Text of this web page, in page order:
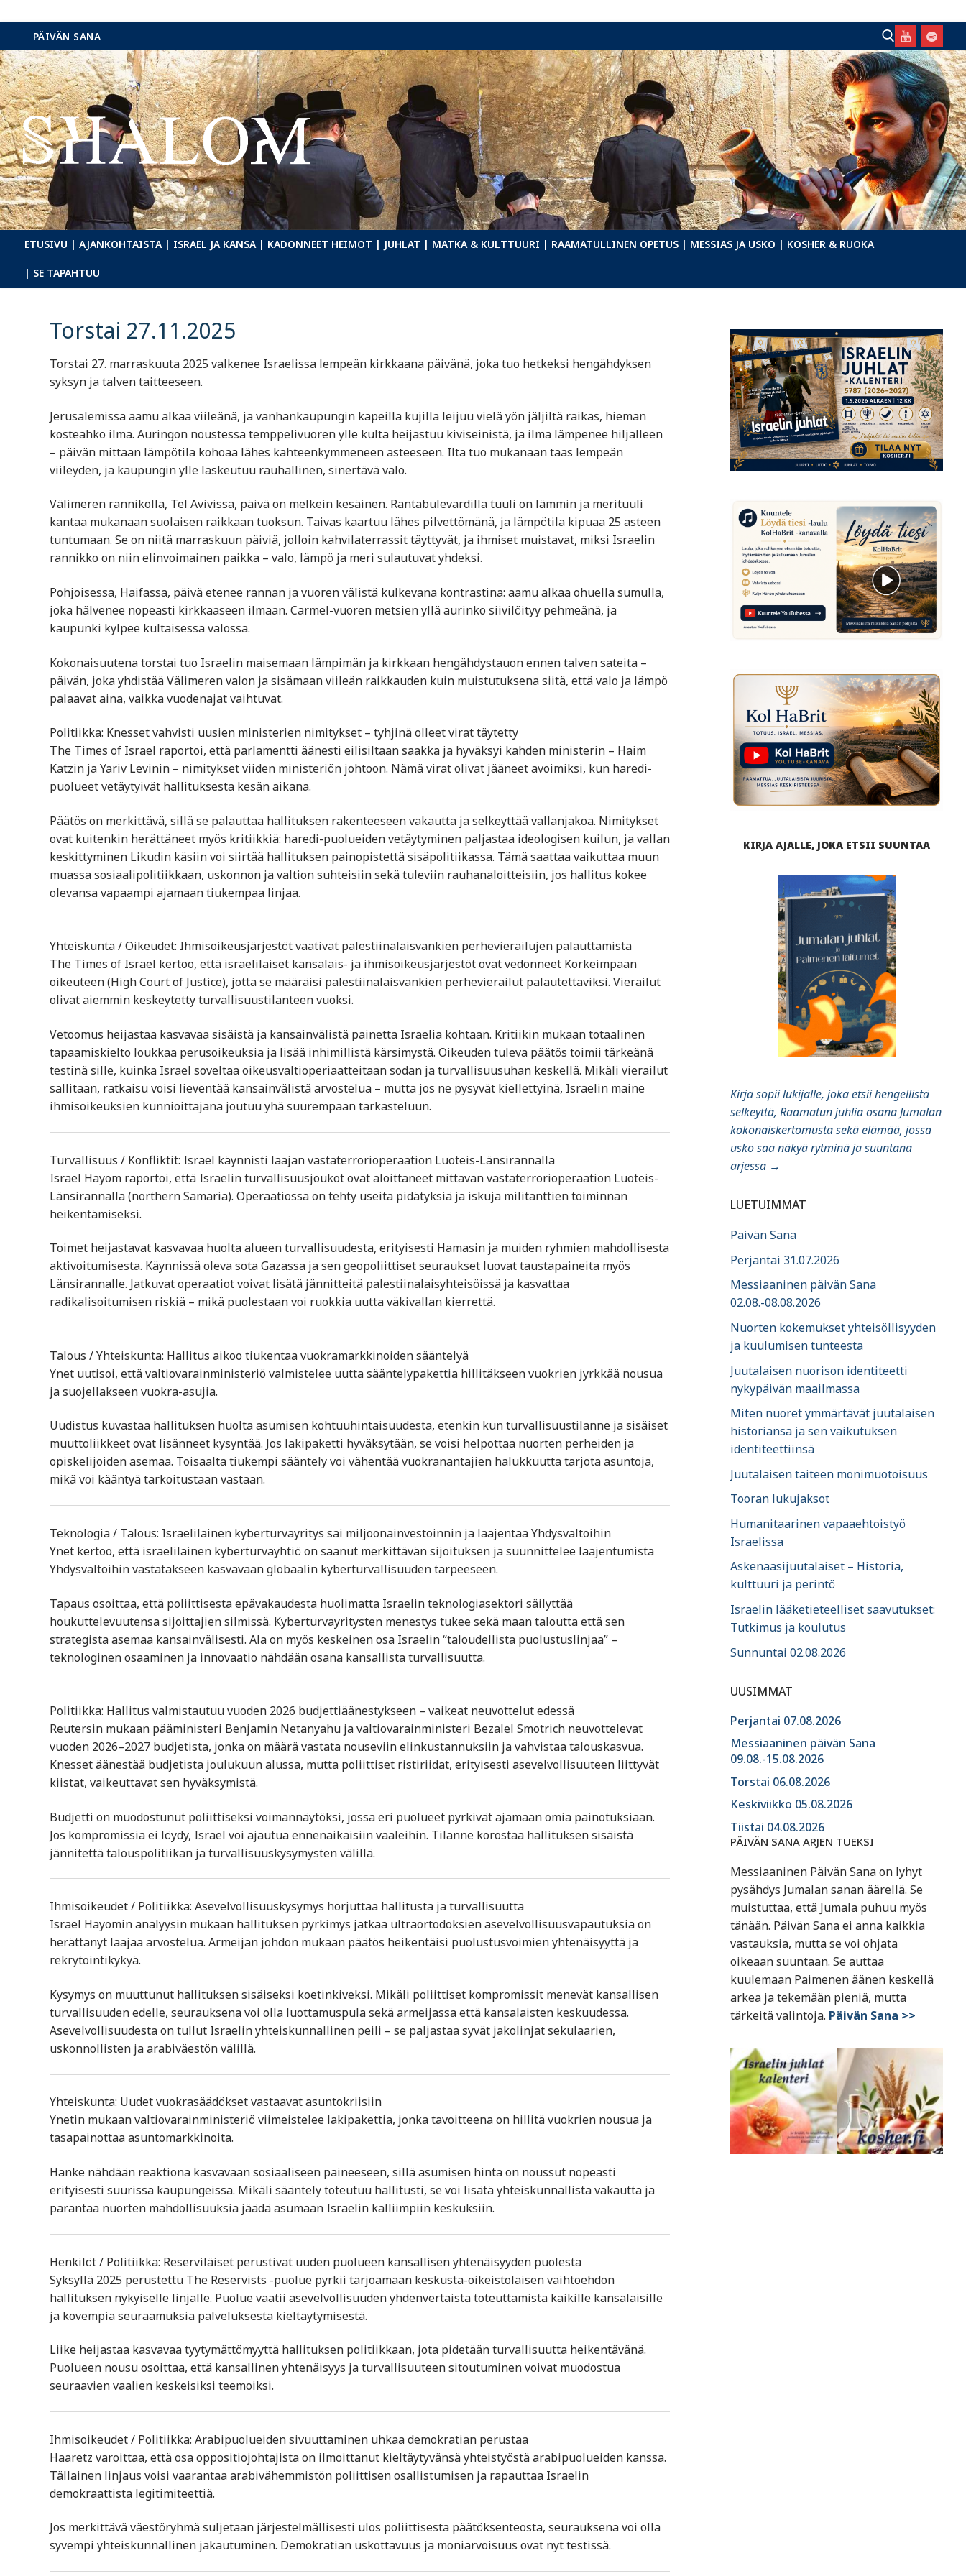
Hyppää
sisältöön
PÄIVÄN SANA
Hae:
ETUSIVU | AJANKOHTAISTA | ISRAEL JA KANSA | KADONNEET HEIMOT | JUHLAT | MATKA & KULTTUURI | RAAMATULLINEN OPETUS | MESSIAS JA USKO | KOSHER & RUOKA
| SE TAPAHTUU
Torstai 27.11.2025
Torstai 27. marraskuuta 2025 valkenee Israelissa lempeän kirkkaana päivänä, joka tuo hetkeksi hengähdyksen
syksyn ja talven taitteeseen.
Jerusalemissa aamu alkaa viileänä, ja vanhankaupungin kapeilla kujilla leijuu vielä yön jäljiltä raikas, hieman
kosteahko ilma. Auringon noustessa temppelivuoren ylle kulta heijastuu kiviseinistä, ja ilma lämpenee hiljalleen
– päivän mittaan lämpötila kohoaa lähes kahteenkymmeneen asteeseen. Ilta tuo mukanaan taas lempeän
viileyden, ja kaupungin ylle laskeutuu rauhallinen, sinertävä valo.
Välimeren rannikolla, Tel Avivissa, päivä on melkein kesäinen. Rantabulevardilla tuuli on lämmin ja merituuli
kantaa mukanaan suolaisen raikkaan tuoksun. Taivas kaartuu lähes pilvettömänä, ja lämpötila kipuaa 25 asteen
tuntumaan. Se on niitä marraskuun päiviä, jolloin kahvila­terrassit täyttyvät, ja ihmiset muistavat, miksi Israelin
rannikko on niin elinvoimainen paikka – valo, lämpö ja meri sulautuvat yhdeksi.
Pohjoisessa, Haifassa, päivä etenee rannan ja vuoren välistä kulkevana kontrastina: aamu alkaa ohuella sumulla,
joka hälvenee nopeasti kirkkaaseen ilmaan. Carmel-vuoren metsien yllä aurinko siivilöityy pehmeänä, ja
kaupunki kylpee kultaisessa valossa.
Kokonaisuutena torstai tuo Israelin maisemaan lämpimän ja kirkkaan hengähdystauon ennen talven sateita –
päivän, joka yhdistää Välimeren valon ja sisämaan viileän raikkauden kuin muistutuksena siitä, että valo ja lämpö
palaavat aina, vaikka vuodenajat vaihtuvat.
Politiikka: Knesset vahvisti uusien ministerien nimitykset – tyhjinä olleet virat täytetty
The Times of Israel raportoi, että parlamentti äänesti eilisiltaan saakka ja hyväksyi kahden ministerin – Haim
Katzin ja Yariv Levinin – nimitykset viiden ministeriön johtoon. Nämä virat olivat jääneet avoimiksi, kun haredi-
puolueet vetäytyivät hallituksesta kesän aikana.
Päätös on merkittävä, sillä se palauttaa hallituksen rakenteeseen vakautta ja selkeyttää vallanjakoa. Nimitykset
ovat kuitenkin herättäneet myös kritiikkiä: haredi-puolueiden vetäytyminen paljastaa ideologisen kuilun, ja vallan
keskittyminen Likudin käsiin voi siirtää hallituksen painopistettä sisäpolitiikassa. Tämä saattaa vaikuttaa muun
muassa sosiaalipolitiikkaan, uskonnon ja valtion suhteisiin sekä tuleviin rauhanaloitteisiin, jos hallitus kokee
olevansa vapaampi ajamaan tiukempaa linjaa.
Yhteiskunta / Oikeudet: Ihmisoikeusjärjestöt vaativat palestiinalaisvankien perhevierailujen palauttamista
The Times of Israel kertoo, että israelilaiset kansalais- ja ihmisoikeusjärjestöt ovat vedonneet Korkeimpaan
oikeuteen (High Court of Justice), jotta se määräisi palestiinalaisvankien perhevierailut palautettaviksi. Vierailut
olivat aiemmin keskeytetty turvallisuustilanteen vuoksi.
Vetoomus heijastaa kasvavaa sisäistä ja kansainvälistä painetta Israelia kohtaan. Kritiikin mukaan totaalinen
tapaamiskielto loukkaa perusoikeuksia ja lisää inhimillistä kärsimystä. Oikeuden tuleva päätös toimii tärkeänä
testinä sille, kuinka Israel soveltaa oikeusvaltioperiaatteitaan sodan ja turvallisuusuhan keskellä. Mikäli vierailut
sallitaan, ratkaisu voisi lieventää kansainvälistä arvostelua – mutta jos ne pysyvät kiellettyinä, Israelin maine
ihmisoikeuksien kunnioittajana joutuu yhä suurempaan tarkasteluun.
Turvallisuus / Konfliktit: Israel käynnisti laajan vastaterrorioperaation Luoteis-Länsirannalla
Israel Hayom raportoi, että Israelin turvallisuusjoukot ovat aloittaneet mittavan vastaterrorioperaation Luoteis-
Länsirannalla (northern Samaria). Operaatiossa on tehty useita pidätyksiä ja iskuja militanttien toiminnan
heikentämiseksi.
Toimet heijastavat kasvavaa huolta alueen turvallisuudesta, erityisesti Hamasin ja muiden ryhmien mahdollisesta
aktivoitumisesta. Käynnissä oleva sota Gazassa ja sen geopoliittiset seuraukset luovat taustapaineita myös
Länsirannalle. Jatkuvat operaatiot voivat lisätä jännitteitä palestiinalaisyhteisöissä ja kasvattaa
radikalisoitumisen riskiä – mikä puolestaan voi ruokkia uutta väkivallan kierrettä.
Talous / Yhteiskunta: Hallitus aikoo tiukentaa vuokramarkkinoiden sääntelyä
Ynet uutisoi, että valtiovarainministeriö valmistelee uutta sääntelypakettia hillitäkseen vuokrien jyrkkää nousua
ja suojellakseen vuokra-asujia.
Uudistus kuvastaa hallituksen huolta asumisen kohtuuhintaisuudesta, etenkin kun turvallisuustilanne ja sisäiset
muuttoliikkeet ovat lisänneet kysyntää. Jos lakipaketti hyväksytään, se voisi helpottaa nuorten perheiden ja
opiskelijoiden asemaa. Toisaalta tiukempi sääntely voi vähentää vuokranantajien halukkuutta tarjota asuntoja,
mikä voi kääntyä tarkoitustaan vastaan.
Teknologia / Talous: Israelilainen kyberturvayritys sai miljoonainvestoinnin ja laajentaa Yhdysvaltoihin
Ynet kertoo, että israelilainen kyberturvayhtiö on saanut merkittävän sijoituksen ja suunnittelee laajentumista
Yhdysvaltoihin vastatakseen kasvavaan globaalin kyberturvallisuuden tarpeeseen.
Tapaus osoittaa, että poliittisesta epävakaudesta huolimatta Israelin teknologiasektori säilyttää
houkuttelevuutensa sijoittajien silmissä. Kyberturvayritysten menestys tukee sekä maan taloutta että sen
strategista asemaa kansainvälisesti. Ala on myös keskeinen osa Israelin “taloudellista puolustuslinjaa” –
teknologinen osaaminen ja innovaatio nähdään osana kansallista turvallisuutta.
Politiikka: Hallitus valmistautuu vuoden 2026 budjettiäänestykseen – vaikeat neuvottelut edessä
Reutersin mukaan pääministeri Benjamin Netanyahu ja valtiovarainministeri Bezalel Smotrich neuvottelevat
vuoden 2026–2027 budjetista, jonka on määrä vastata nouseviin elinkustannuksiin ja vahvistaa talouskasvua.
Knesset äänestää budjetista joulukuun alussa, mutta poliittiset ristiriidat, erityisesti asevelvollisuuteen liittyvät
kiistat, vaikeuttavat sen hyväksymistä.
Budjetti on muodostunut poliittiseksi voimannäytöksi, jossa eri puolueet pyrkivät ajamaan omia painotuksiaan.
Jos kompromissia ei löydy, Israel voi ajautua ennenaikaisiin vaaleihin. Tilanne korostaa hallituksen sisäistä
jännitettä talouspolitiikan ja turvallisuuskysymysten välillä.
Ihmisoikeudet / Politiikka: Asevelvollisuuskysymys horjuttaa hallitusta ja turvallisuutta
Israel Hayomin analyysin mukaan hallituksen pyrkimys jatkaa ultraortodoksien asevelvollisuusvapautuksia on
herättänyt laajaa arvostelua. Armeijan johdon mukaan päätös heikentäisi puolustusvoimien yhtenäisyyttä ja
rekrytointikykyä.
Kysymys on muuttunut hallituksen sisäiseksi koetinkiveksi. Mikäli poliittiset kompromissit menevät kansallisen
turvallisuuden edelle, seurauksena voi olla luottamuspula sekä armeijassa että kansalaisten keskuudessa.
Asevelvollisuudesta on tullut Israelin yhteiskunnallinen peili – se paljastaa syvät jakolinjat sekulaarien,
uskonnollisten ja arabiväestön välillä.
Yhteiskunta: Uudet vuokrasäädökset vastaavat asuntokriisiin
Ynetin mukaan valtiovarainministeriö viimeistelee lakipakettia, jonka tavoitteena on hillitä vuokrien nousua ja
tasapainottaa asuntomarkkinoita.
Hanke nähdään reaktiona kasvavaan sosiaaliseen paineeseen, sillä asumisen hinta on noussut nopeasti
erityisesti suurissa kaupungeissa. Mikäli sääntely toteutuu hallitusti, se voi lisätä yhteiskunnallista vakautta ja
parantaa nuorten mahdollisuuksia jäädä asumaan Israelin kalliimpiin keskuksiin.
Henkilöt / Politiikka: Reserviläiset perustivat uuden puolueen kansallisen yhtenäisyyden puolesta
Syksyllä 2025 perustettu The Reservists -puolue pyrkii tarjoamaan keskusta-oikeistolaisen vaihtoehdon
hallituksen nykyiselle linjalle. Puolue vaatii asevelvollisuuden yhdenvertaista toteuttamista kaikille kansalaisille
ja kovempia seuraamuksia palveluksesta kieltäytymisestä.
Liike heijastaa kasvavaa tyytymättömyyttä hallituksen politiikkaan, jota pidetään turvallisuutta heikentävänä.
Puolueen nousu osoittaa, että kansallinen yhtenäisyys ja turvallisuuteen sitoutuminen voivat muodostua
seuraavien vaalien keskeisiksi teemoiksi.
Ihmisoikeudet / Politiikka: Arabipuolueiden sivuuttaminen uhkaa demokratian perustaa
Haaretz varoittaa, että osa oppositiojohtajista on ilmoittanut kieltäytyvänsä yhteistyöstä arabipuolueiden kanssa.
Tällainen linjaus voisi vaarantaa arabivähemmistön poliittisen osallistumisen ja rapauttaa Israelin
demokraattista legitimiteettiä.
Jos merkittävä väestöryhmä suljetaan järjestelmällisesti ulos poliittisesta päätöksenteosta, seurauksena voi olla
syvempi yhteiskunnallinen jakautuminen. Demokratian uskottavuus ja moniarvoisuus ovat nyt testissä.
KIRJA AJALLE, JOKA ETSII SUUNTAA
Kirja sopii lukijalle, joka etsii hengellistä
selkeyttä, Raamatun juhlia osana Jumalan
kokonaiskertomusta sekä elämää, jossa
usko saa näkyä rytminä ja suuntana
arjessa →
LUETUIMMAT
Päivän Sana
Perjantai 31.07.2026
Messiaaninen päivän Sana
02.08.-08.08.2026
Nuorten kokemukset yhteisöllisyyden
ja kuulumisen tunteesta
Juutalaisen nuorison identiteetti
nykypäivän maailmassa
Miten nuoret ymmärtävät juutalaisen
historiansa ja sen vaikutuksen
identiteettiinsä
Juutalaisen taiteen monimuotoisuus
Tooran lukujaksot
Humanitaarinen vapaaehtoistyö
Israelissa
Askenaasijuutalaiset – Historia,
kulttuuri ja perintö
Israelin lääketieteelliset saavutukset:
Tutkimus ja koulutus
Sunnuntai 02.08.2026
UUSIMMAT
Perjantai 07.08.2026
Messiaaninen päivän Sana
09.08.-15.08.2026
Torstai 06.08.2026
Keskiviikko 05.08.2026
Tiistai 04.08.2026
PÄIVÄN SANA ARJEN TUEKSI
Messiaaninen Päivän Sana on lyhyt
pysähdys Jumalan sanan äärellä. Se
muistuttaa, että Jumala puhuu myös
tänään. Päivän Sana ei anna kaikkia
vastauksia, mutta se voi ohjata
oikeaan suuntaan. Se auttaa
kuulemaan Paimenen äänen keskellä
arkea ja tekemään pieniä, mutta
tärkeitä valintoja. Päivän Sana >>